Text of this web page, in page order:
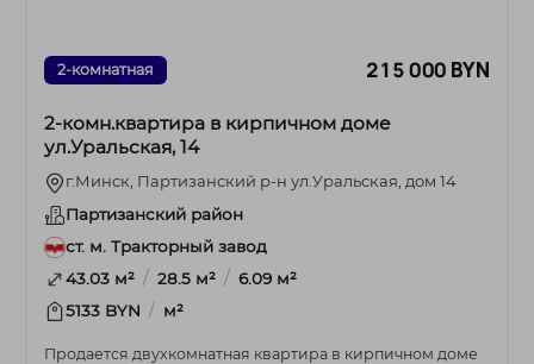
2-комнатная 215 000 BYN
2-комн.квартира в кирпичном доме
ул.Уральская, 14
г.Минск, Партизанский р-н ул.Уральская, дом 14
Партизанский район
ст. м. Тракторный завод
43.03 м² / 28.5 м² / 6.09 м²
5133 BYN / м²
Продается двухкомнатная квартира в кирпичном доме